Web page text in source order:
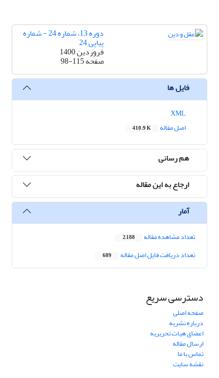
دوره 13، شماره 24 - شماره
پیاپی 24
فروردین 1400
صفحه98-115
فایل ها
اصل مقاله
410.9 K
هم رسانی
ارجاع به این مقاله
آمار
تعداد مشاهده مقاله 2,188
تعداد دریافت فایل اصل مقاله 689
دسترسی سریع
صفحه اصلی
درباره نشریه
اعضای هیات تحریریه
ارسال مقاله
تماس با ما
نقشه سایت